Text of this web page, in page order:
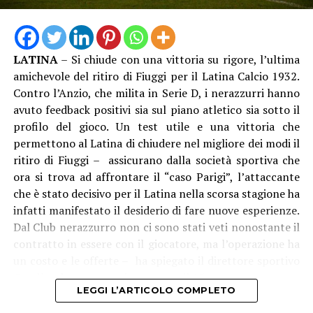
grandi eventi e di proiettarsi con entusiasmo verso i
“La consegna della Torcia Olimpica – aggiunge
l’assessore allo Sport Andrea Chiarato – rappresenta il
durato mesi, che ha visto il contributo appassionato e
fondamentale di centinaia di persone: dagli uffici
LATINA– Si chiude con una vittoria su rigore, l’ultima
amichevole del ritiro di Fiuggi per il Latina Calcio 1932.
Contro l’Anzio, che milita in Serie D, i nerazzurri hanno
avuto feedback positivi sia sul piano atletico sia sotto il
profilo del gioco. Un test utile e una vittoria che
permettono al Latina di chiudere nel migliore dei modi il
ritiro di Fiuggi – assicurano dalla società sportiva che
ora si trova ad affrontare il “caso Parigi”, l’attaccante
che è stato decisivo per il Latina nella scorsa stagione ha
infatti manifestato il desiderio di fare nuove esperienze.
Dal Club nerazzurro non ci sono stati veti nonostante il
contratto in essere con il giocatore, ma l’operazione ha
Condò – dovranno arrivare entro il 15 agosto.
LEGGI L’ARTICOLO COMPLETO